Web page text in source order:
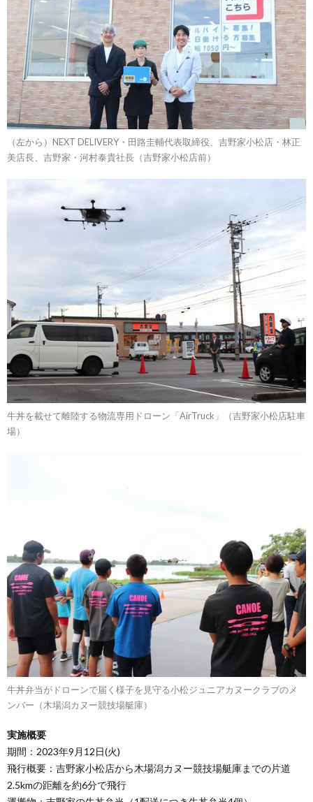
（左から）NEXT DELIVERY・田路圭輔代表取締役、吉野家小松店・林正
美店長、吉野家・河村泰貴社長（吉野家小松店前）
牛丼を載せて離陸する物流専用ドローン「AirTruck」（吉野家小松店駐車
場）
牛丼弁当がドローンで届く様子を見守る小松ジュニアカヌークラブのメ
ンバー（木場潟カヌー競技場艇庫）
実施概要
期間：2023年9月12日(火)
飛行概要：吉野家小松店から木場潟カヌー競技場艇庫までの片道
2.5kmの距離を約6分で飛行